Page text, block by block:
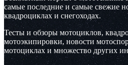
самые последние и самые свежие
квадроциклах и снегоходах.
Тесты и обзоры мотоциклов,
мотоэкипировки, новости
мотоциклах и множество других